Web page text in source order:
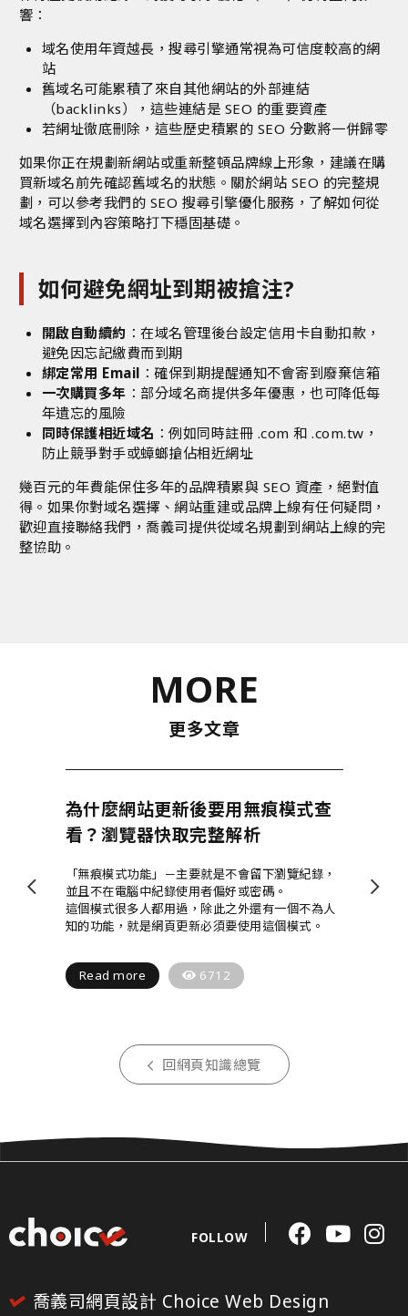
響：
域名使用年資越長，搜尋引擎通常視為可信度較高的網
站
舊域名可能累積了來自其他網站的外部連結
（backlinks），這些連結是 SEO 的重要資產
若網址徹底刪除，這些歷史積累的 SEO 分數將一併歸零
如果你正在規劃新網站或重新整頓品牌線上形象，建議在購
買新域名前先確認舊域名的狀態。關於網站 SEO 的完整規
劃，可以參考我們的 SEO 搜尋引擎優化服務 ，了解如何從
域名選擇到內容策略打下穩固基礎。
如何避免網址到期被搶注?
開啟自動續約 ：在域名管理後台設定信用卡自動扣款，
避免因忘記繳費而到期
綁定常用 Email ：確保到期提醒通知不會寄到廢棄信箱
一次購買多年 ：部分域名商提供多年優惠，也可降低每
年遺忘的風險
同時保護相近域名 ：例如同時註冊 .com 和 .com.tw，
防止競爭對手或蟑螂搶佔相近網址
幾百元的年費能保住多年的品牌積累與 SEO 資產，絕對值
得。如果你對域名選擇、網站重建或品牌上線有任何疑問，
歡迎直接聯絡我們 ，喬義司提供從域名規劃到網站上線的完
整協助。
MORE
更多文章
為什麼網站更新後要用無痕模式查
看？瀏覽器快取完整解析
「無痕模式功能」－主要就是不會留下瀏覽紀錄，
並且不在電腦中紀錄使用者偏好或密碼。
這個模式很多人都用過，除此之外還有一個不為人
知的功能，就是網頁更新必須要使用這個模式。
Read more 6712
回網頁知識總覽
FOLLOW
喬義司網頁設計 Choice Web Design